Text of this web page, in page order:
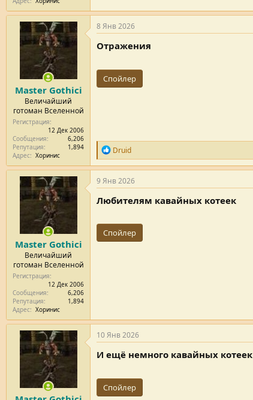
Master Gothici
Величайший
готоман Вселенной
Регистрация
12 Дек 2006
Сообщения
6,206
Репутация
1,894
Адрес
Хоринис
8 Янв 2026
Отражения
Спойлер
Р
е
п
у
т
а
ц
и
:
Druid
Master Gothici
Величайший
готоман Вселенной
Регистрация
12 Дек 2006
Сообщения
6,206
Репутация
1,894
Адрес
Хоринис
9 Янв 2026
Любителям кавайных котеек
Спойлер
10 Янв 2026
И ещё немного кавайных котеек
Спойлер